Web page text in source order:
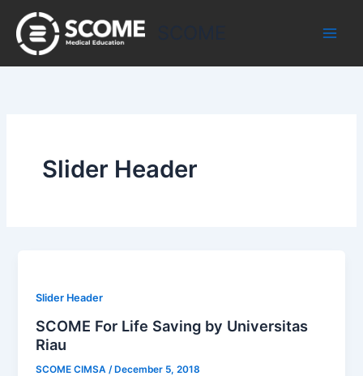
content
Slider Header
Slider Header
SCOME For Life Saving by Universitas
Riau
SCOME CIMSA/ December 5, 2018